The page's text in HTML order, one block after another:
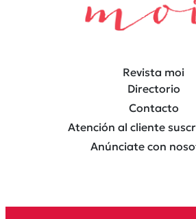
Revista moi
Directorio
Contacto
Atención al cliente
Anúnciate con